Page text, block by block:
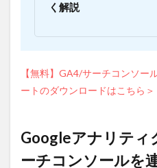
サイ
る
3
4（GA4）
とサーチ
コンソー
く解説
【無料】GA4/サーチコンソー
ートのダウンロードはこちら＞
Googleアナリティ
ーチコンソールを